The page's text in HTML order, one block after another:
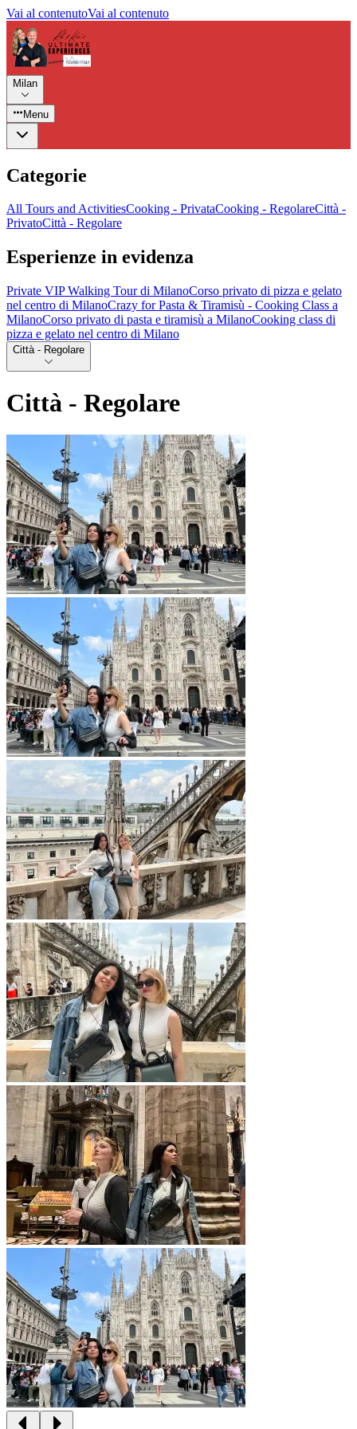
Vai al contenutoVai al contenuto
Milan
Menu
Categorie
All Tours and ActivitiesCooking - PrivataCooking - RegolareCittà -
PrivatoCittà - Regolare
Esperienze in evidenza
Private VIP Walking Tour di MilanoCorso privato di pizza e gelato
nel centro di MilanoCrazy for Pasta & Tiramisù - Cooking Class a
MilanoCorso privato di pasta e tiramisù a MilanoCooking class di
pizza e gelato nel centro di Milano
Città - Regolare
Città - Regolare